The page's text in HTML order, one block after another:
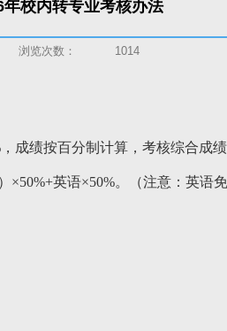
校内转专业考核办法
浏览次数： 1014
成绩按百分制计算，考核综合成绩
英语×50%。（注意：英语